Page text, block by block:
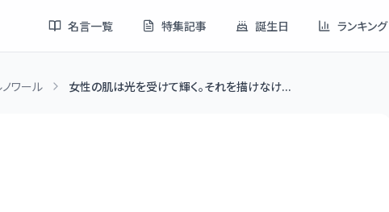
名言一覧 特集記事 誕生日 ランキング
ノワール 女性の肌は光を受けて輝く。それを描けなけ...